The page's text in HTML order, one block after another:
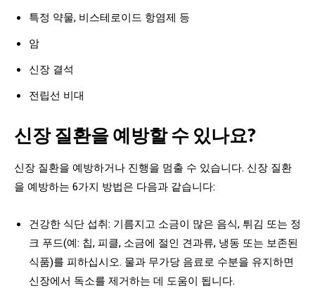
특정 약물, 비스테로이드 항염제 등
암
신장 결석
전립선 비대
신장 질환을 예방할 수 있나요?
신장 질환을 예방하거나 진행을 멈출 수 있습니다. 신장 질환
을 예방하는 6가지 방법은 다음과 같습니다:
건강한 식단 섭취: 기름지고 소금이 많은 음식, 튀김 또는 정
크 푸드(예: 칩, 피클, 소금에 절인 견과류, 냉동 또는 보존된
식품)를 피하십시오. 물과 무가당 음료로 수분을 유지하면
신장에서 독소를 제거하는 데 도움이 됩니다.